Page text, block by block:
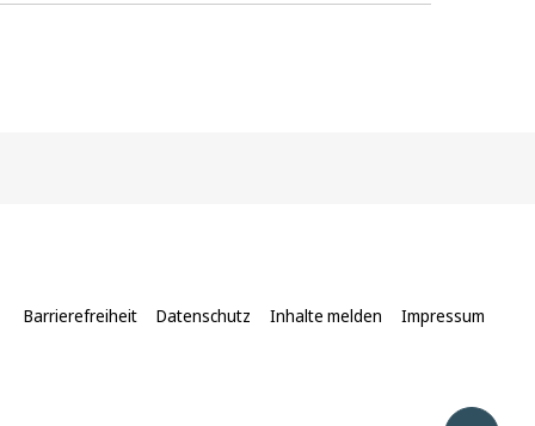
Barrierefreiheit Datenschutz Inhalte melden Impressum